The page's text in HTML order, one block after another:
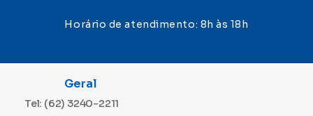
Horário de atendimento: 8h às 18h
Geral
Tel: (62) 3240-2211